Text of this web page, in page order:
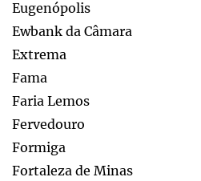
Eugenópolis
Ewbank da Câmara
Extrema
Fama
Faria Lemos
Fervedouro
Formiga
Fortaleza de Minas